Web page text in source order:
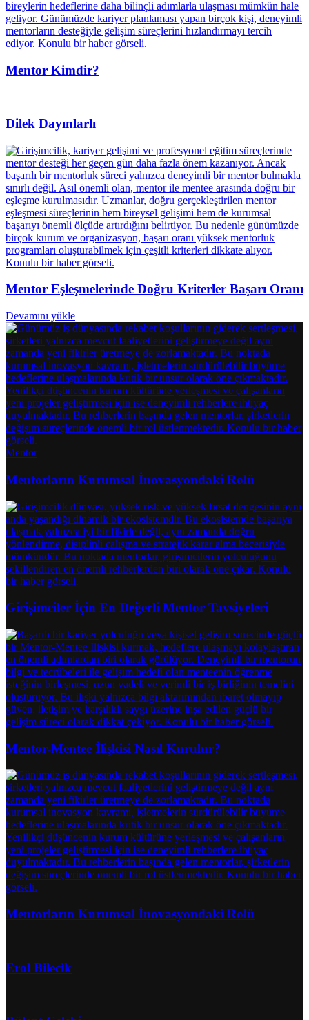
Mentor Kimdir?
Dilek Dayınlarlı
Mentor Eşleşmelerinde Doğru Kriterler Başarı Oranı
Devamını yükle
Mentor
Mentorların Kurumsal İnovasyondaki Rolü
Girişimciler İçin En Değerli Mentor Tavsiyeleri
Mentor-Mentee İlişkisi Nasıl Kurulur?
Mentorların Kurumsal İnovasyondaki Rolü
Erol Bilecik